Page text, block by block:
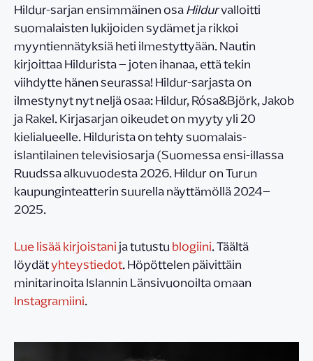
Hildur-sarjan ensimmäinen osaHildurvalloitti
suomalaisten lukijoiden sydämet ja rikkoi
myyntiennätyksiä heti ilmestyttyään. Nautin
kirjoittaa Hildurista – joten ihanaa, että tekin
viihdytte hänen seurassa! Hildur-sarjasta on
ilmestynyt nyt neljä osaa: Hildur, Rósa&Björk, Jakob
ja Rakel. Kirjasarjan oikeudet on myyty yli 20
kielialueelle. Hildurista on tehty suomalais-
islantilainen televisiosarja (Suomessa ensi-illassa
Ruudssa alkuvuodesta 2026. Hildur on Turun
kaupunginteatterin suurella näyttämöllä 2024–
2025.
Lue lisää kirjoistanija tutustublogiini. Täältä
löydätyhteystiedot. Höpöttelen päivittäin
minitarinoita Islannin Länsivuonoilta omaan
Instagramiini.